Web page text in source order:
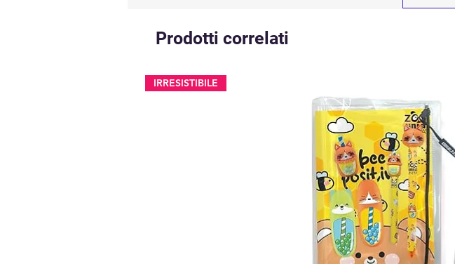
Prodotti correlati
IRRESISTIBILE